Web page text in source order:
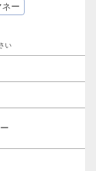
ー
い